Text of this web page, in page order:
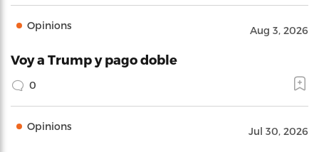
Opinions Aug 3, 2026
Voy a Trump y pago doble
0
Opinions Jul 30, 2026